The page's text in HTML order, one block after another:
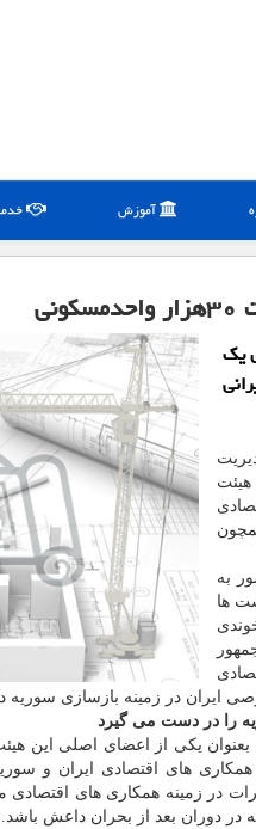
آموزش
یك
به
ها
ایران در زمینه بازسازی
را در دست می گیرد
یكی از اعضای اصلی این
های اقتصادی ایران و
در زمینه همكاری های اقتصادی
در دوران بعد از بحران داعش باشد.